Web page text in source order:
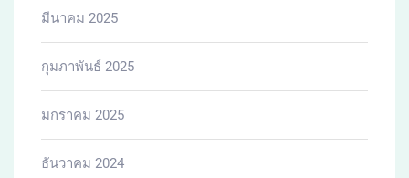
มีนาคม 2025
กุมภาพันธ์ 2025
มกราคม 2025
ธันวาคม 2024